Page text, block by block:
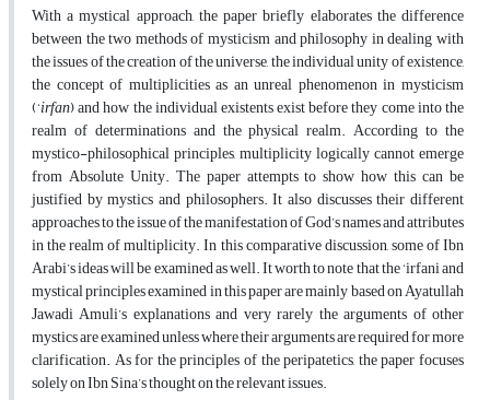
With a mystical approach, the paper briefly elaborates the difference
between the two methods of mysticism and philosophy in dealing with
the issues of the creation of the universe, the individual unity of existence,
the concept of multiplicities as an unreal phenomenon in mysticism
(‘irfan) and how the individual existents exist before they come into the
realm of determinations and the physical realm. According to the
mystico-philosophical principles, multiplicity logically cannot emerge
from Absolute Unity. The paper attempts to show how this can be
justified by mystics and philosophers. It also discusses their different
approaches to the issue of the manifestation of God’s names and attributes
in the realm of multiplicity. In this comparative discussion, some of Ibn
Arabi’s ideas will be examined as well. It worth to note that the ‘irfani and
mystical principles examined in this paper are mainly based on Ayatullah
Jawadi Amuli’s explanations and very rarely the arguments of other
mystics are examined unless where their arguments are required for more
clarification. As for the principles of the peripatetics, the paper focuses
solely on Ibn Sina’s thought on the relevant issues.